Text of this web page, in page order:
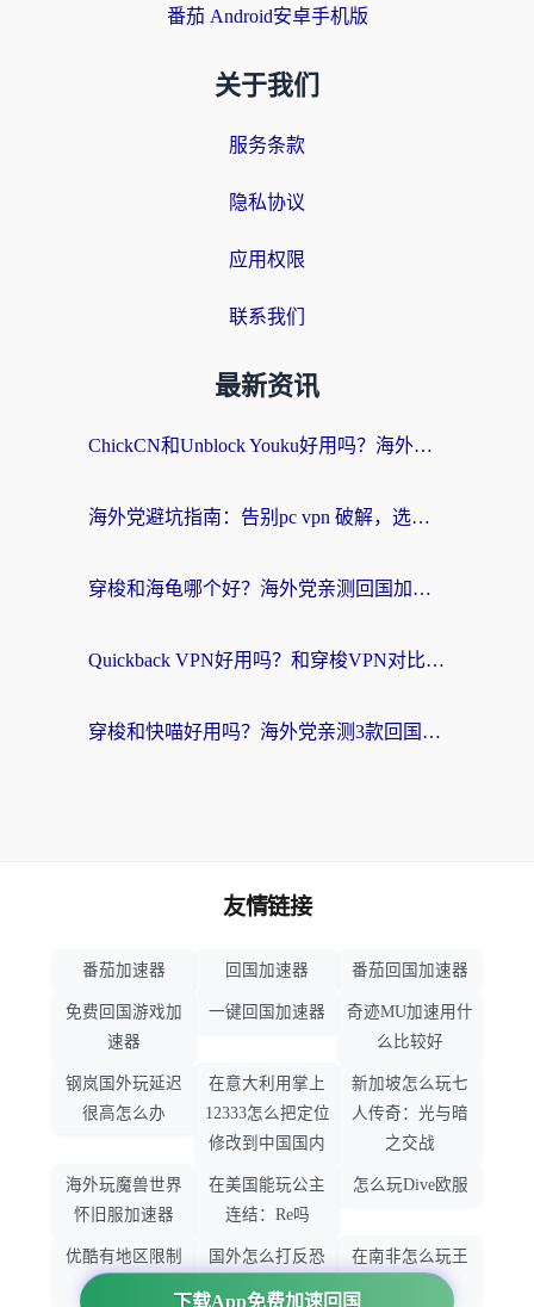
番茄 Android安卓手机版
关于我们
服务条款
隐私协议
应用权限
联系我们
最新资讯
ChickCN和Unblock Youku好用吗？海外党亲测3款回国加速器，附iOS免费选择指南
海外党避坑指南：告别pc vpn 破解，选对回国加速器轻松访问国内资源
穿梭和海龟哪个好？海外党亲测回国加速器，附电脑免费VPN推荐
Quickback VPN好用吗？和穿梭VPN对比哪个回国效果更好？海外党必看的真实测评与选择指南
穿梭和快喵好用吗？海外党亲测3款回国加速器，附日本回国VPN避坑指南
下载App免费加速回国
友情链接
番茄加速器 回国加速器 番茄回国加速器
免费回国游戏加
速器
一键回国加速器
奇迹MU加速用什
么比较好
钢岚国外玩延迟
很高怎么办
在意大利用掌上
12333怎么把定位
修改到中国国内
新加坡怎么玩七
人传奇：光与暗
之交战
海外玩魔兽世界
怀旧服加速器
在美国能玩公主
连结：Re吗
怎么玩Dive欧服
优酷有地区限制
国外怎么打反恐
精英：全球攻势
在南非怎么玩王